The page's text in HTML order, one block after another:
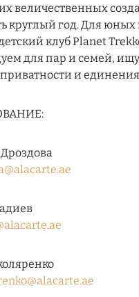
MALDIVES:
ПРЕДЛОЖЕНИЯ ОТ
ЦЕНАМ
величественных
круглый год. Для юных
клуб Planet
для пар и семей,
и